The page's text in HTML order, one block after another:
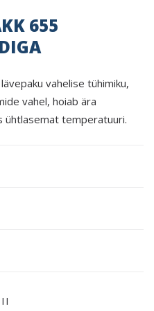
655
vahelise tühimiku,
vahel, hoiab ära
ühtlasemat temperatuuri.